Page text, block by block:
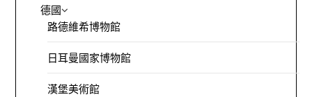
德國
路德維希博物館
日耳曼國家博物館
漢堡美術館